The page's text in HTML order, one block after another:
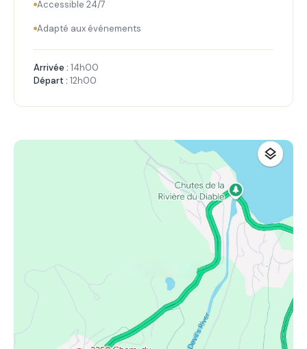
Accessible 24/7
Adapté aux événements
Arrivée : 14h00
Départ : 12h00